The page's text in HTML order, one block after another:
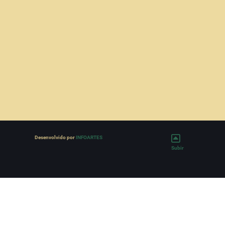
(Soprano)
Desenvolvido por INFOARTES
Subir